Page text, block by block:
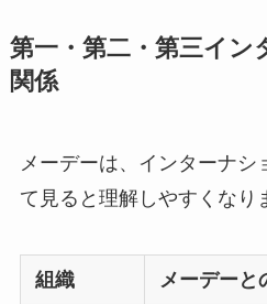
第一・第二・第三イン
関係
メーデーは、インターナ
て見ると理解しやすくなり
組織 メーデーと